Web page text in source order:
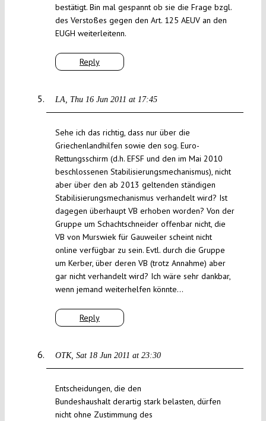
Reply
bestätigt. Bin mal gespannt ob sie die Frage bzgl.
des Verstoßes gegen den Art. 125 AEUV an den
EUGH weiterleitenn.
LA Thu 16 Jun 2011 at 17:45
Reply
Sehe ich das richtig, dass nur über die
Griechenlandhilfen sowie den sog. Euro-
Rettungsschirm (d.h. EFSF und den im Mai 2010
beschlossenen Stabilisierungsmechanismus), nicht
aber über den ab 2013 geltenden ständigen
Stabilisierungsmechanismus verhandelt wird? Ist
dagegen überhaupt VB erhoben worden? Von der
Gruppe um Schachtschneider offenbar nicht, die
VB von Murswiek für Gauweiler scheint nicht
online verfügbar zu sein. Evtl. durch die Gruppe
um Kerber, über deren VB (trotz Annahme) aber
gar nicht verhandelt wird? Ich wäre sehr dankbar,
wenn jemand weiterhelfen könnte…
OTK Sat 18 Jun 2011 at 23:30
Entscheidungen, die den
Bundeshaushalt derartig stark belasten, dürfen
nicht ohne Zustimmung des